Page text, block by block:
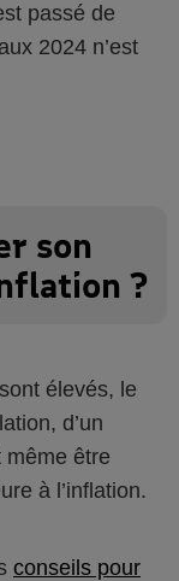
passé de
2024 n’est
son
?
élevés, le
d’un
même être
à l’inflation.
conseils pour